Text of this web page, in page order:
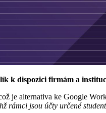
k dispozici firmám a
je alternativa ke Google
rámci jsou účty určené